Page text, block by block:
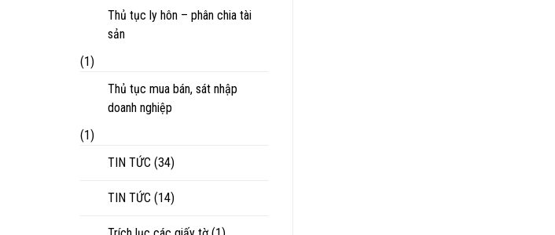
Thủ tục ly hôn – phân chia tài
sản
(1)
Thủ tục mua bán, sát nhập
doanh nghiệp
(1)
TIN TỨC (34)
TIN TỨC (14)